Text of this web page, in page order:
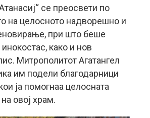
се преосвети по
на целосното надворешно и
при што беше
како и нов
Митрополитот Агатангел
им подели благодарници
ја помогнаа целосната
овој храм.